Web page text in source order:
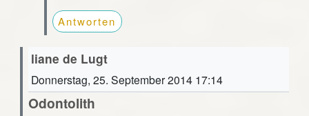
Antworten
liane de Lugt
Donnerstag, 25. September 2014 17:14
Odontolith